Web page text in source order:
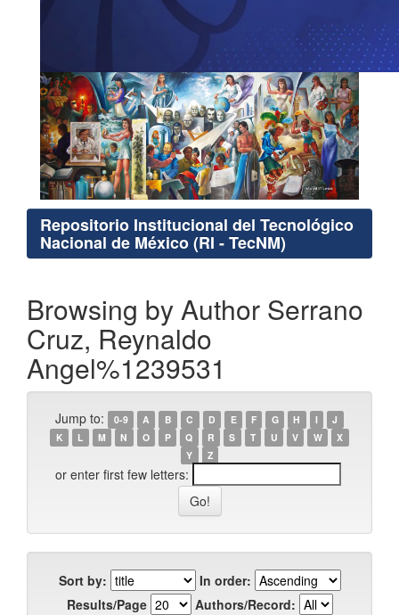
Repositorio Institucional del Tecnológico
Nacional de México (RI - TecNM)
Browsing by Author Serrano
Cruz, Reynaldo
Angel%1239531
Jump to: 0-9 A B C D E F G H I
J
K
L M N O P Q R S T U V W
X
Y
Z
or enter first few letters:
Sort by:
In order:
Results/Page
Authors/Record: